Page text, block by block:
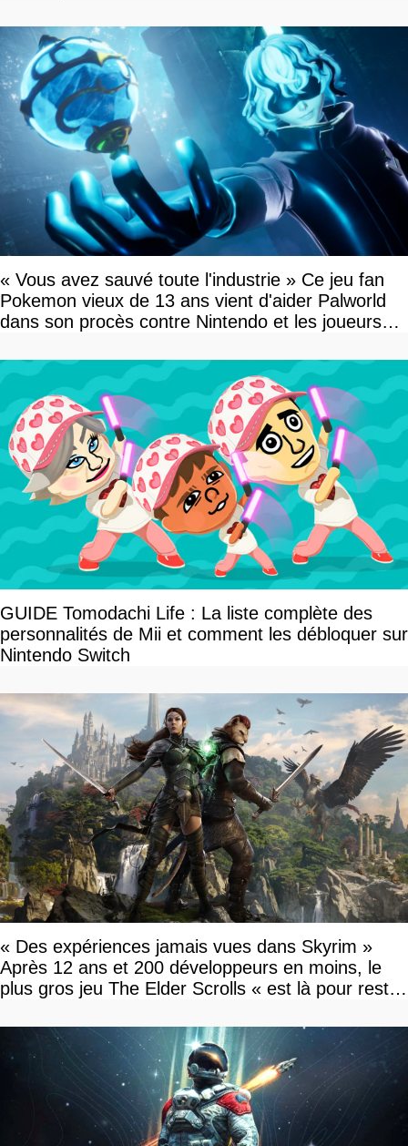
« Vous avez sauvé toute l'industrie » Ce jeu fan
Pokemon vieux de 13 ans vient d'aider Palworld
dans son procès contre Nintendo et les joueurs
GUIDE Tomodachi Life : La liste complète des
personnalités de Mii et comment les débloquer sur
Nintendo Switch
« Des expériences jamais vues dans Skyrim »
Après 12 ans et 200 développeurs en moins, le
plus gros jeu The Elder Scrolls « est là pour rester